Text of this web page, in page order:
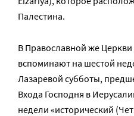
Палестина.
В Православной же
вспоминают на шестой
Лазаревой субботы,
Входа Господня в
недели «исторический